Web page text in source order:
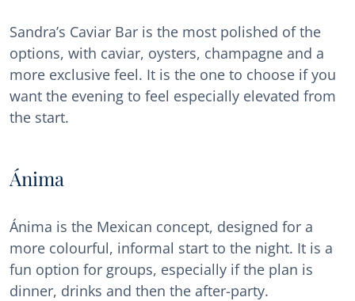
Sandra’s Caviar Bar is the most polished of the
options, with caviar, oysters, champagne and a
more exclusive feel. It is the one to choose if you
want the evening to feel especially elevated from
the start.
Ánima
Ánima is the Mexican concept, designed for a
more colourful, informal start to the night. It is a
fun option for groups, especially if the plan is
dinner, drinks and then the after-party.